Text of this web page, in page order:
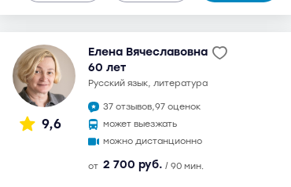
9,6
Елена Вячеславовна
60 лет
русский язык, литература
37 отзывов,97 оценок
может выезжать
можно дистанционно
от 2 700 руб. / 90 мин.